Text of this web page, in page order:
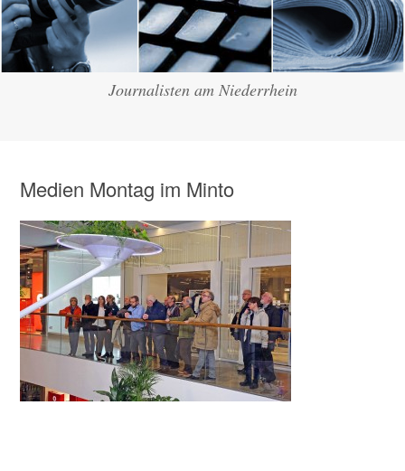
Journalisten am Niederrhein
Medien Montag im Minto